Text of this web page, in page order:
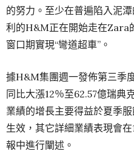
的努力。至少在普遍陷入泥
利的H&M正在開始走在Zara
窗口期實現“彎道超車”。
據H&M集團週一發佈第三季
同比大漲12％至62.57億瑞典
業績的增長主要得益於夏季
生效，其它詳細業績表現會
報中進行闡述。